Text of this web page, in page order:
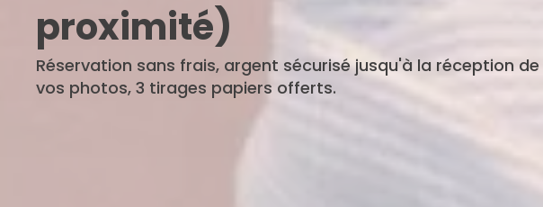
proximité)
Réservation sans frais, argent sécurisé jusqu'à la réception de
vos photos, 3 tirages papiers offerts.